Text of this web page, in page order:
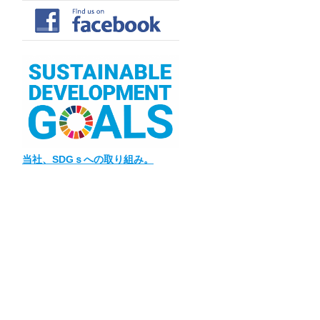
当社、SDGｓへの取り組み。